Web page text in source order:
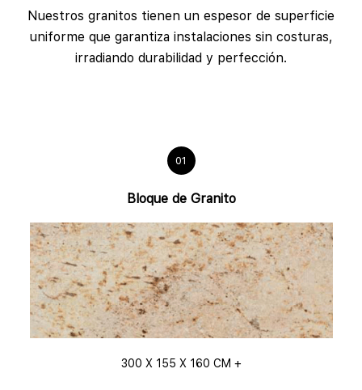
Nuestros granitos tienen un espesor de superficie
uniforme que garantiza instalaciones sin costuras,
irradiando durabilidad y perfección.
01
Bloque de Granito
300 X 155 X 160 CM +